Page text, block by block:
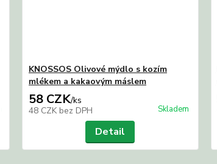
KNOSSOS Olivové mýdlo s kozím
mlékem a kakaovým máslem
58 CZK/ks
48 CZK bez DPH Skladem
Detail